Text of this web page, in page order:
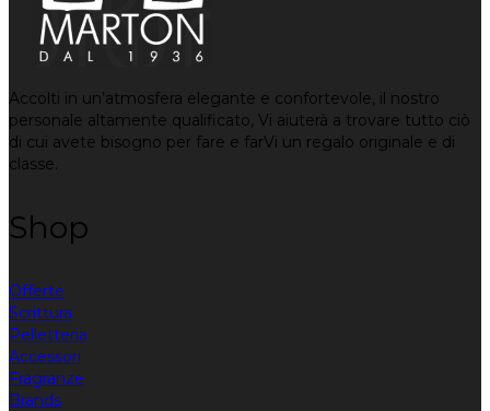
Accolti in un’atmosfera elegante e confortevole, il nostro
personale altamente qualificato, Vi aiuterà a trovare tutto ciò
di cui avete bisogno per fare e farVi un regalo originale e di
classe.
Shop
Offerte
Scrittura
Pelletteria
Accessori
Fragranze
Brands